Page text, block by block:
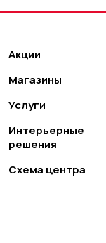
Акции
Магазины
Услуги
Интерьерные
решения
Схема центра